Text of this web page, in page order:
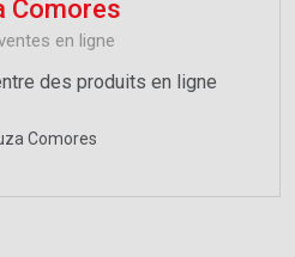
Comores
en ligne
des produits en ligne